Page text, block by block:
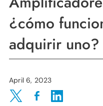
Energía
Televisión
¿cómo
adquirir uno?
April 6, 2023
Share on Twitter
Share on Facebook
Share on